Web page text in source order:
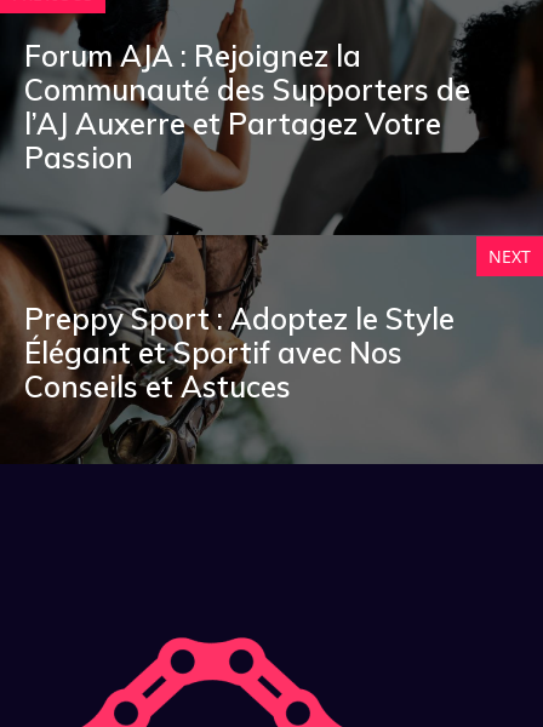
Forum AJA : Rejoignez la
Communauté des Supporters de
l’AJ Auxerre et Partagez Votre
Passion
NEXT
Preppy Sport : Adoptez le Style
Élégant et Sportif avec Nos
Conseils et Astuces